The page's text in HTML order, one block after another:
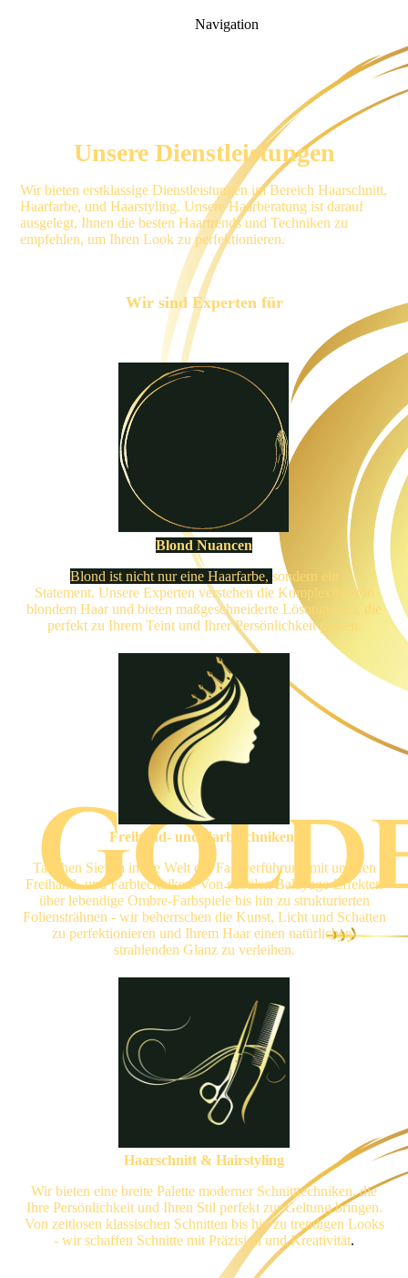
Navigation
Unsere Dienstleistungen
Wir bieten erstklassige Dienstleistungen im Bereich Haarschnitt,
Haarfarbe, und Haarstyling. Unsere Haarberatung ist darauf
ausgelegt, Ihnen die besten Haartrends und Techniken zu
empfehlen, um Ihren Look zu perfektionieren.
Wir sind Experten für
Blond Nuancen
Blond ist nicht nur eine Haarfarbe, sondern ein
Statement. Unsere Experten verstehen die Komplexität von
blondem Haar und bieten maßgeschneiderte Lösungen an, die
perfekt zu Ihrem Teint und Ihrer Persönlichkeit passen.
Freihand- und Farbtechniken:
Tauchen Sie ein in die Welt der Farbverführung mit unseren
Freihand- und Farbtechniken. Von subtilen Balayage-Effekten
über lebendige Ombre-Farbspiele bis hin zu strukturierten
Foliensträhnen - wir beherrschen die Kunst, Licht und Schatten
zu perfektionieren und Ihrem Haar einen natürlichen,
strahlenden Glanz zu verleihen.
Haarschnitt & Hairstyling
Wir bieten eine breite Palette moderner Schnitttechniken, die
Ihre Persönlichkeit und Ihren Stil perfekt zur Geltung bringen.
Von zeitlosen klassischen Schnitten bis hin zu trendigen Looks
- wir schaffen Schnitte mit Präzision und Kreativität.